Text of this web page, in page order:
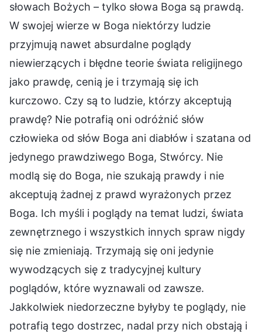
słowach Bożych – tylko słowa Boga są prawdą.
W swojej wierze w Boga niektórzy ludzie
przyjmują nawet absurdalne poglądy
niewierzących i błędne teorie świata religijnego
jako prawdę, cenią je i trzymają się ich
kurczowo. Czy są to ludzie, którzy akceptują
prawdę? Nie potrafią oni odróżnić słów
człowieka od słów Boga ani diabłów i szatana od
jedynego prawdziwego Boga, Stwórcy. Nie
modlą się do Boga, nie szukają prawdy i nie
akceptują żadnej z prawd wyrażonych przez
Boga. Ich myśli i poglądy na temat ludzi, świata
zewnętrznego i wszystkich innych spraw nigdy
się nie zmieniają. Trzymają się oni jedynie
wywodzących się z tradycyjnej kultury
poglądów, które wyznawali od zawsze.
Jakkolwiek niedorzeczne byłyby te poglądy, nie
potrafią tego dostrzec, nadal przy nich obstają i